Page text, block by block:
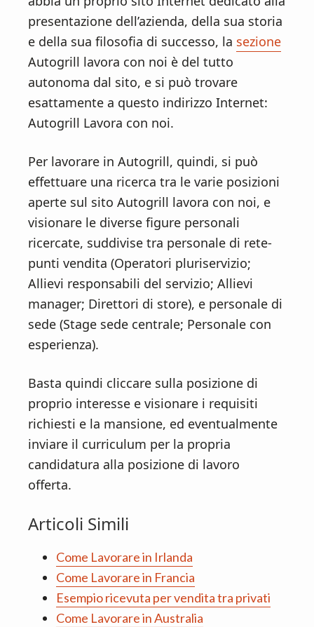
presentazione dell’azienda, della sua storia
e della sua filosofia di successo, la sezione
Autogrill lavora con noi è del tutto
autonoma dal sito, e si può trovare
esattamente a questo indirizzo Internet:
Autogrill Lavora con noi.
Per lavorare in Autogrill, quindi, si può
effettuare una ricerca tra le varie posizioni
aperte sul sito Autogrill lavora con noi, e
visionare le diverse figure personali
ricercate, suddivise tra personale di rete-
punti vendita (Operatori pluriservizio;
Allievi responsabili del servizio; Allievi
manager; Direttori di store), e personale di
sede (Stage sede centrale; Personale con
esperienza).
Basta quindi cliccare sulla posizione di
proprio interesse e visionare i requisiti
richiesti e la mansione, ed eventualmente
inviare il curriculum per la propria
candidatura alla posizione di lavoro
offerta.
Articoli Simili
Come Lavorare in Irlanda
Come Lavorare in Francia
Esempio ricevuta per vendita tra privati
Come Lavorare in Australia